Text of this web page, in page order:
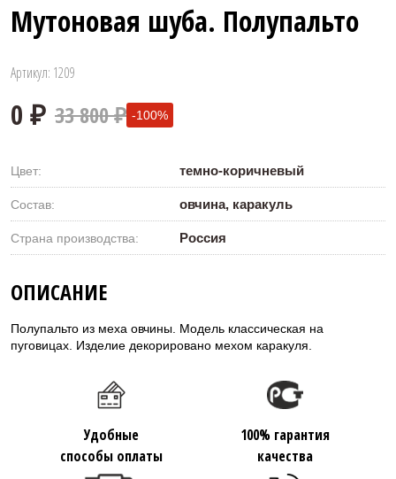
Мутоновая шуба. Полупальто
Артикул: 1209
0 ₽
33 800 ₽ -100%
Цвет: темно-коричневый
Состав: овчина, каракуль
Страна производства: Россия
ОПИСАНИЕ
Полупальто из меха овчины. Модель классическая на
пуговицах. Изделие декорировано мехом каракуля.
Удобные
способы оплаты
100% гарантия
качества